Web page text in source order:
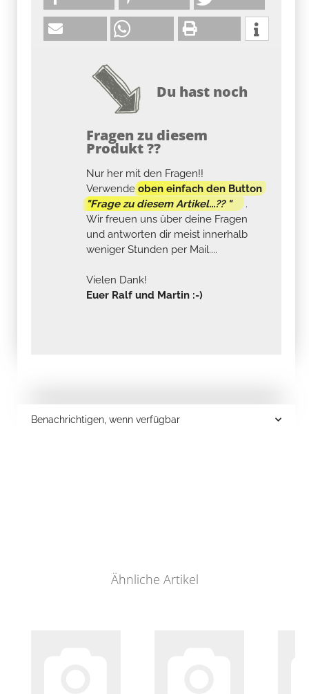
Du hast noch
Fragen zu diesem
Produkt ??
Nur her mit den Fragen!!
Verwendeoben einfach den Button
"Frage zu diesem Artikel...?? "
.
Wir freuen uns über deine Fragen
und antworten dir meist innerhalb
weniger Stunden per Mail....
Vielen Dank!
Euer Ralf und Martin :-)
Benachrichtigen, wenn verfügbar
Ähnliche Artikel